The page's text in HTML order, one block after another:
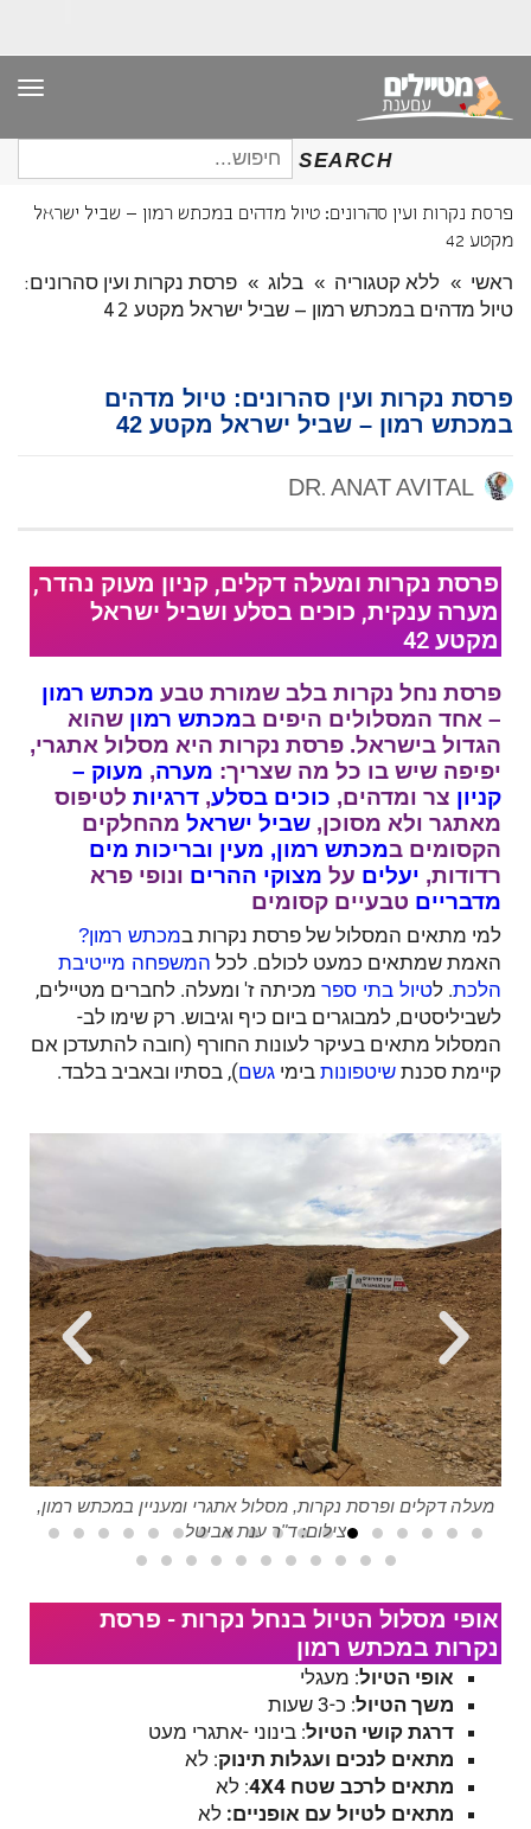
SEARCH
חיפוש
עבור:
פרסת נקרות ועין סהרונים: טיול מדהים במכתש רמון – שביל ישראל
מקטע 42
ראשי » ללא קטגוריה » בלוג » פרסת נקרות ועין סהרונים:
טיול מדהים במכתש רמון – שביל ישראל מקטע 42
פרסת נקרות ועין סהרונים: טיול מדהים
במכתש רמון – שביל ישראל מקטע 42
פרסת נקרות ומעלה דקלים, קניון מעוק נהדר,
מערה ענקית, כוכים בסלע ושביל ישראל
מקטע 42
פרסת נחל נקרות בלב שמורת טבע מכתש רמון
– אחד המסלולים היפים במכתש רמון שהוא
הגדול בישראל. פרסת נקרות היא מסלול אתגרי,
יפיפה שיש בו כל מה שצריך: מערה, מעוק –
קניון צר ומדהים, כוכים בסלע, דרגיות לטיפוס
מאתגר ולא מסוכן, שביל ישראל מהחלקים
הקסומים במכתש רמון, מעין ובריכות מים
רדודות, יעלים על מצוקי ההרים ונופי פרא
מדבריים טבעיים קסומים
למי מתאים המסלול של פרסת נקרות במכתש רמון?
האמת שמתאים כמעט לכולם. לכל המשפחה מייטיבת
הלכת. לטיול בתי ספר מכיתה ז' ומעלה. לחברים מטיילים,
לשביליסטים, למבוגרים ביום כיף וגיבוש. רק שימו לב-
המסלול מתאים בעיקר לעונות החורף (חובה להתעדכן אם
קיימת סכנת שיטפונות בימי גשם), בסתיו ובאביב בלבד.
מעלה דקלים ופרסת נקרות, מסלול אתגרי ומעניין במכתש רמון,
צילום: ד"ר ענת אביטל
אופי מסלול הטיול בנחל נקרות - פרסת
נקרות במכתש רמון
אופי הטיול: מעגלי
משך הטיול: כ-3 שעות
דרגת קושי הטיול: בינוני -אתגרי מעט
מתאים לנכים ועגלות תינוק: לא
מתאים לרכב שטח 4
X4
: לא
מתאים לטיול עם אופניים: לא